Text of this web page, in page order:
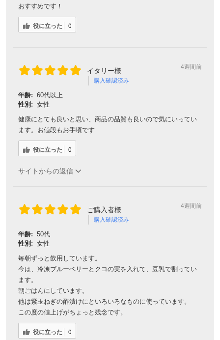
おすすめです！
役に立った 0
イタリー様
購入確認済み
4週間前
年齢: 60代以上
性別: 女性
健康にとても良いと思い、商品の品質も良いので気にいってい
ます。お値段もお手頃です
役に立った 0
サイトからの返信
ご購入者様
購入確認済み
4週間前
年齢: 50代
性別: 女性
毎朝ずっと飲用しています。
今は、冷凍ブルーベリーとクコの実を入れて、豆乳で割ってい
ます。
朝ごはんにしています。
他は紫玉ねぎの酢漬けにといろいろなものに使っています。
この度の値上げがちょっと残念です。
役に立った 0